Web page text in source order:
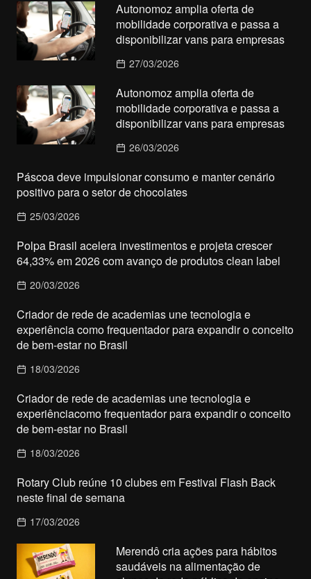
Autonomoz amplia oferta de
mobilidade corporativa e passa a
disponibilizar vans para empresas
27/03/2026
Autonomoz amplia oferta de
mobilidade corporativa e passa a
disponibilizar vans para empresas
26/03/2026
Páscoa deve impulsionar consumo e manter cenário
positivo para o setor de chocolates
25/03/2026
Polpa Brasil acelera investimentos e projeta crescer
64,33% em 2026 com avanço de produtos clean label
20/03/2026
Criador de rede de academias une tecnologia e
experiência como frequentador para expandir o conceito
de bem-estar no Brasil
18/03/2026
Criador de rede de academias une tecnologia e
experiênciacomo frequentador para expandir o conceito
de bem-estar no Brasil
18/03/2026
Rotary Club reúne 10 clubes em Festival Flash Back
neste final de semana
17/03/2026
Merendô cria ações para hábitos
saudáveis na alimentação de